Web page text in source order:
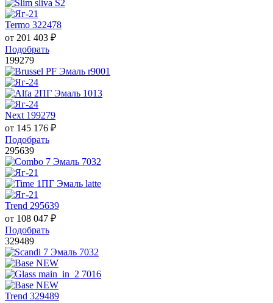
Termo 322478
от 201 403 ₽
Подобрать
199279
Next 199279
от 145 176 ₽
Подобрать
295639
Trend 295639
от 108 047 ₽
Подобрать
329489
Trend 329489